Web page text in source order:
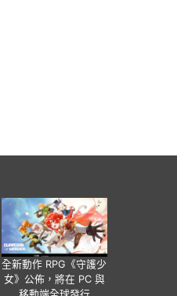
全新動作 RPG《守護少
女》公佈，將在 PC 與